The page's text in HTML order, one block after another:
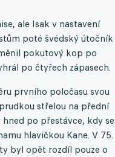
ale Isak v nastavení
poté švédský útočník
pokutový kop po
po čtyřech zápasech.
prvního poločasu svou
střelou na přední
po přestávce, kdy se
hlavičkou Kane. V 75.
byl opět rozdíl pouze o